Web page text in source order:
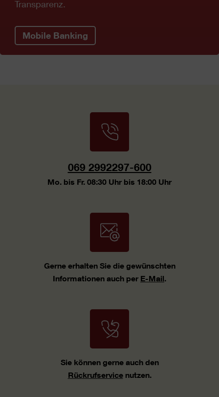
Transparenz.
Mobile Banking
069 2992297-600
Mo. bis Fr. 08:30 Uhr bis 18:00 Uhr
Gerne erhalten Sie die gewünschten
Informationen auch per E-Mail.
Sie können gerne auch den
Rückrufservicenutzen.